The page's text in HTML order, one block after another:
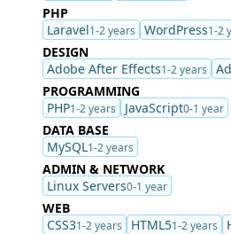
PHP
Laravel1-2 years WordPress1-2
DESIGN
Adobe After Effects1-2 years
PROGRAMMING
PHP1-2 years JavaScript0-1 year
DATA BASE
MySQL1-2 years
ADMIN & NETWORK
Linux Servers0-1 year
WEB
CSS31-2 years HTML51-2 years